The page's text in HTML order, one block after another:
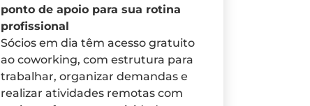
ponto de apoio para sua rotina
profissional
Sócios em dia têm acesso gratuito
ao coworking, com estrutura para
trabalhar, organizar demandas e
realizar atividades remotas com